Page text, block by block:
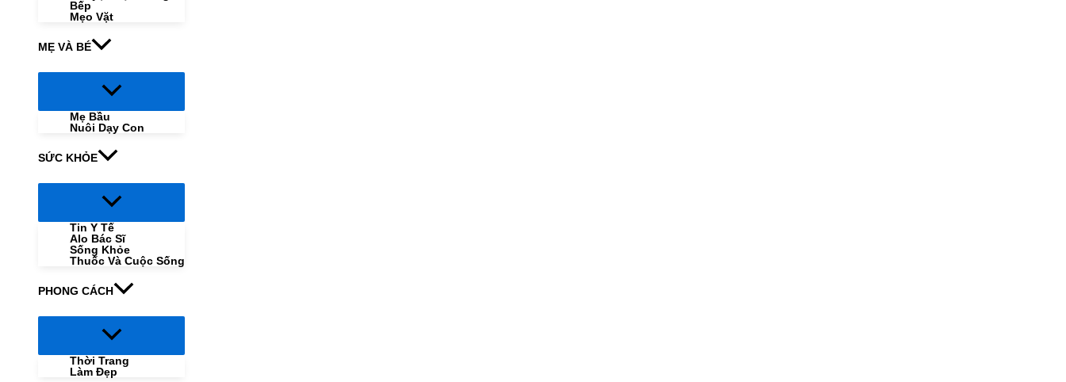
Bếp
Mẹo Vặt
MẸ VÀ BÉ
Menu
Mẹ Bầu
Nuôi Dạy Con
SỨC KHỎE
Menu
Tin Y Tế
Alo Bác Sĩ
Sống Khỏe
Thuốc Và Cuộc Sống
PHONG CÁCH
Menu
Thời Trang
Làm Đẹp